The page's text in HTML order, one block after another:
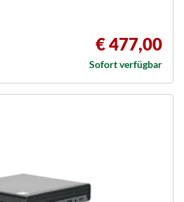
€ 477,00
Sofort verfügbar